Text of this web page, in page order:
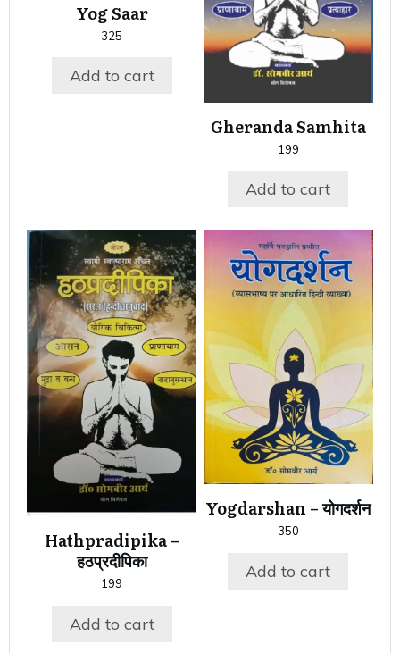
Yog Saar
325
Add to cart
Gheranda Samhita
199
Add to cart
Hathpradipika –
हठप्रदीपिका
199
Add to cart
Yogdarshan – योगदर्शन
350
Add to cart